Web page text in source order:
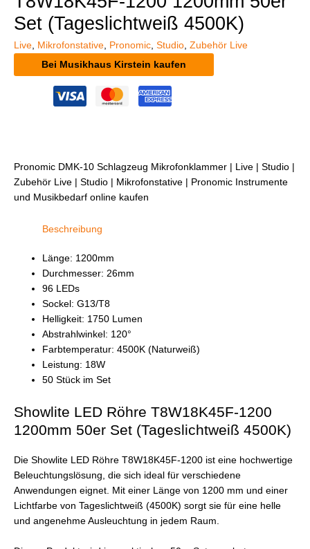
Set (Tageslichtweiß 4500K)
Live, Mikrofonstative, Pronomic, Studio, Zubehör Live
Bei Musikhaus Kirstein kaufen
Pronomic DMK-10 Schlagzeug Mikrofonklammer | Live | Studio |
Zubehör Live | Studio | Mikrofonstative | Pronomic Instrumente
und Musikbedarf online kaufen
Beschreibung
Länge: 1200mm
Durchmesser: 26mm
96 LEDs
Sockel: G13/T8
Helligkeit: 1750 Lumen
Abstrahlwinkel: 120°
Farbtemperatur: 4500K (Naturweiß)
Leistung: 18W
50 Stück im Set
Showlite LED Röhre T8W18K45F-1200
1200mm 50er Set (Tageslichtweiß 4500K)
Die Showlite LED Röhre T8W18K45F-1200 ist eine hochwertige
Beleuchtungslösung, die sich ideal für verschiedene
Anwendungen eignet. Mit einer Länge von 1200 mm und einer
Lichtfarbe von Tageslichtweiß (4500K) sorgt sie für eine helle
und angenehme Ausleuchtung in jedem Raum.